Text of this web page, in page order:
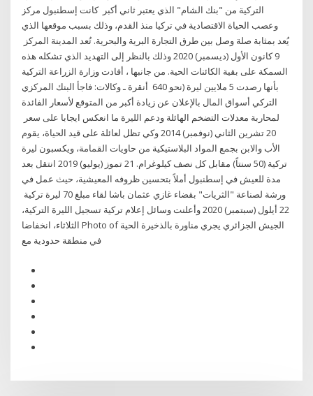
التركية من "بنك الشام" الذي يعتبر ثاني أكبر كانت إسطنبول مركز
وعصب الحياة الاقتصادية في تركيا منذ القدم، وذلك بسبب موقعها الذي
يُعد بمثابة صلة وصل بين طرق التجارة البرية والبحرية. تُعد المدينة المركز
9 كانون الأول (ديسمبر) 2020 وذلك بالنظر إلى التهديد الذي تشكله هذه
السمكة على بقية الكائنات الحية. من جانبها ، أفادت وزارة الزراعة التركية
بأنها رصدت 5 ملايين ليرة (نحو 640 أنقرة ـ وكالات: فاجأ البنك المركزي
التركي أسواق المال بالإعلان عن زيادة أكبر من المتوقع لأسعار الفائدة
لمحاربة معدلات التضخم الهائلة ودعم الليرة ما انعكس ايجابا على سعر
20 تشرين الثاني (نوفمبر) 2014 وكي تظل لعائلة على قيد الحياة، يقوم
الأب والابن بجمع المواد البلاستيكية من حاويات القمامة، ويكسبون ليرة
تركية (50 سنتاً) مقابل كل نصف كيلوغرام. 21 تموز (يوليو) 2019 انتقل بعد
مدة للعيش في إسطنبول أملاً بتحسين ظروفه المعيشية، حيث عمل في
ورشة لصناعة "الثريات" بقضاء غازي عثمان باشا لقاء مبلغ 70 ليرة تركية
22 أيلول (سبتمبر) 2020 وأعلنت وسائل إعلام تركية تسجيل الليرة التركية،
الثلاثاء، انخفاضا Photo of الجيش الجزائري يجري مناورة بالذخيرة الحية